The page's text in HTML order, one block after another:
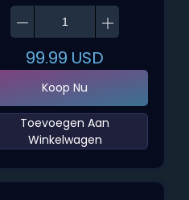
99.99 USD
Koop Nu
‌Toevoegen Aan
Winkelwagen‌